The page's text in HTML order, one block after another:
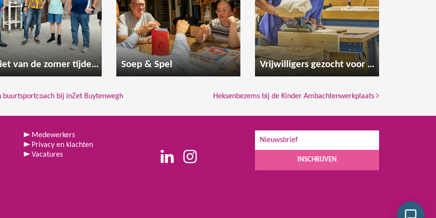
Geniet van de zomer tijdens een gezellige wandeling Soep & Spel Vrijwilligers gezocht voor de houtwerkplaats
bij inZet Buytenwegh Heksenbezems bij de Kinder Ambachtenwerkplaats
Medewerkers
Privacy en klachten
Vacatures